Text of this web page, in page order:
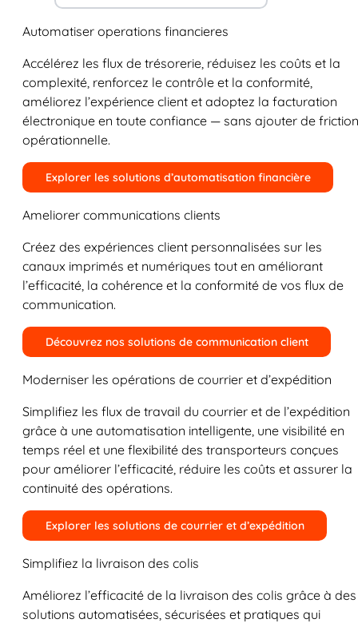
Automatiser operations financieres
Accélérez les flux de trésorerie, réduisez les coûts et la
complexité, renforcez le contrôle et la conformité,
améliorez l’expérience client et adoptez la facturation
électronique en toute confiance — sans ajouter de friction
opérationnelle.
Explorer les solutions d’automatisation financière
Ameliorer communications clients
Créez des expériences client personnalisées sur les
canaux imprimés et numériques tout en améliorant
l’efficacité, la cohérence et la conformité de vos flux de
communication.
Découvrez nos solutions de communication client
Moderniser les opérations de courrier et d’expédition
Simplifiez les flux de travail du courrier et de l’expédition
grâce à une automatisation intelligente, une visibilité en
temps réel et une flexibilité des transporteurs conçues
pour améliorer l’efficacité, réduire les coûts et assurer la
continuité des opérations.
Explorer les solutions de courrier et d’expédition
Simplifiez la livraison des colis
Améliorez l’efficacité de la livraison des colis grâce à des
solutions automatisées, sécurisées et pratiques qui